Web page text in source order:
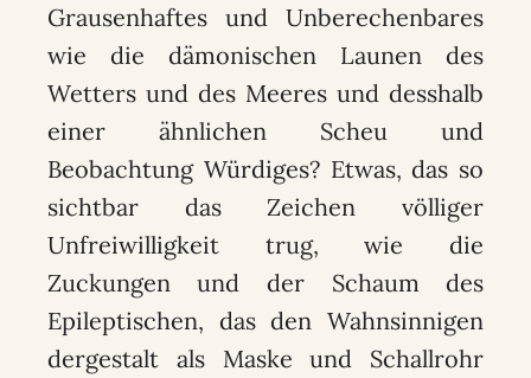
Grausenhaftes und Unberechenbares
wie die dämonischen Launen des
Wetters und des Meeres und desshalb
einer ähnlichen Scheu und
Beobachtung Würdiges? Etwas, das so
sichtbar das Zeichen völliger
Unfreiwilligkeit trug, wie die
Zuckungen und der Schaum des
Epileptischen, das den Wahnsinnigen
dergestalt als Maske und Schallrohr